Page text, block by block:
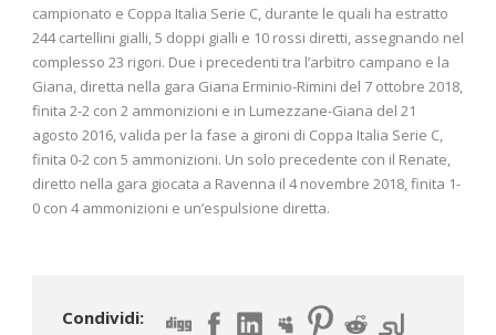
campionato e Coppa Italia Serie C, durante le quali ha estratto
244 cartellini gialli, 5 doppi gialli e 10 rossi diretti, assegnando nel
complesso 23 rigori. Due i precedenti tra l’arbitro campano e la
Giana, diretta nella gara Giana Erminio-Rimini del 7 ottobre 2018,
finita 2-2 con 2 ammonizioni e in Lumezzane-Giana del 21
agosto 2016, valida per la fase a gironi di Coppa Italia Serie C,
finita 0-2 con 5 ammonizioni. Un solo precedente con il Renate,
diretto nella gara giocata a Ravenna il 4 novembre 2018, finita 1-
0 con 4 ammonizioni e un’espulsione diretta.
Condividi: